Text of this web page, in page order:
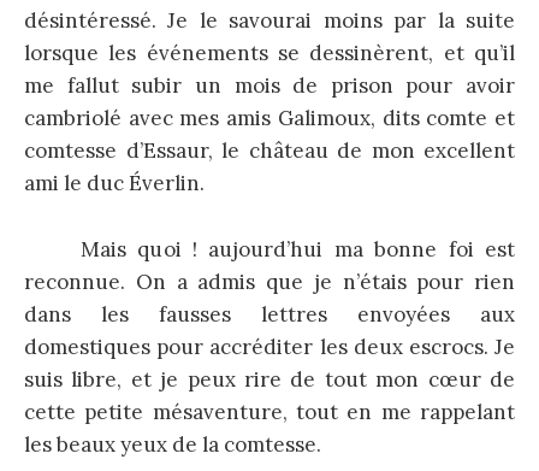
désintéressé. Je le savourai moins par la suite
lorsque les événements se dessinèrent, et qu’il
me fallut subir un mois de prison pour avoir
cambriolé avec mes amis Galimoux, dits comte et
comtesse d’Essaur, le château de mon excellent
ami le duc Éverlin.
Mais quoi ! aujourd’hui ma bonne foi est
reconnue. On a admis que je n’étais pour rien
dans les fausses lettres envoyées aux
domestiques pour accréditer les deux escrocs. Je
suis libre, et je peux rire de tout mon cœur de
cette petite mésaventure, tout en me rappelant
les beaux yeux de la comtesse.